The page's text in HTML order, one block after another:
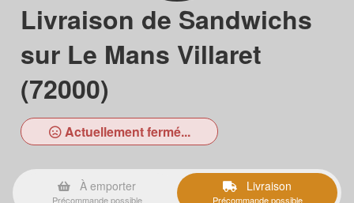
Livraison de Sandwichs
sur Le Mans Villaret
(72000)
Actuellement fermé...
À emporter
Précommande possible
Livraison
Précommande possible